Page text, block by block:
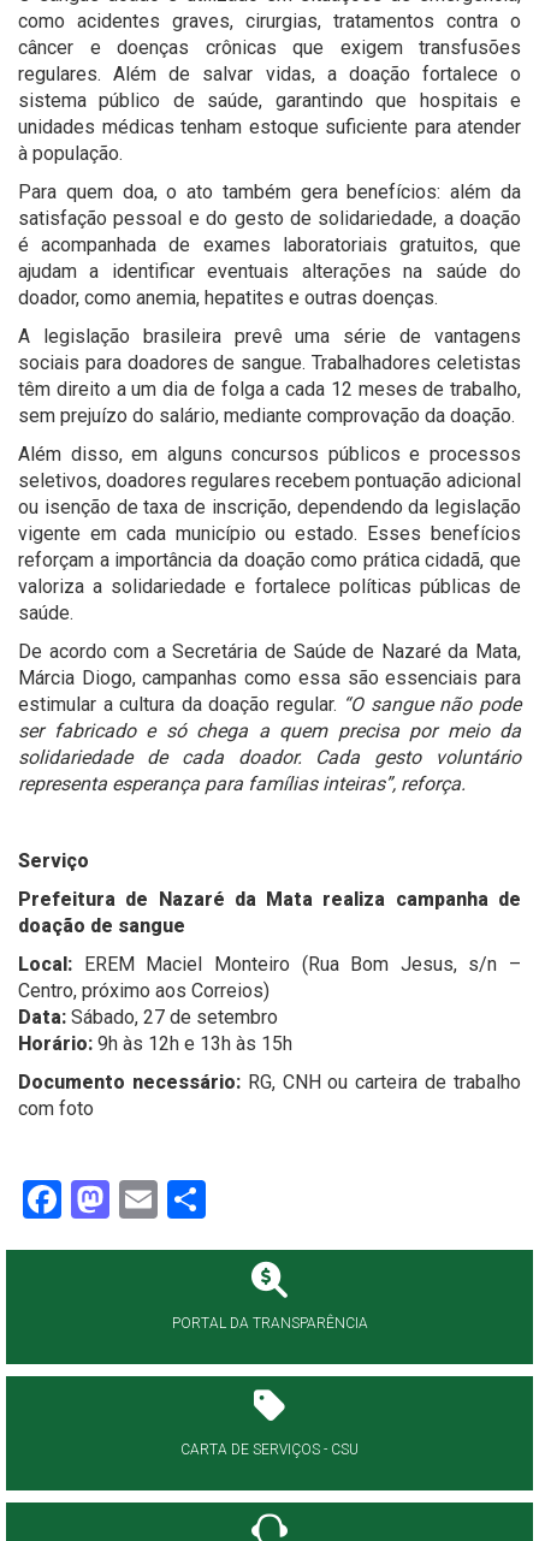
como acidentes graves, cirurgias, tratamentos contra o
câncer e doenças crônicas que exigem transfusões
regulares. Além de salvar vidas, a doação fortalece o
sistema público de saúde, garantindo que hospitais e
unidades médicas tenham estoque suficiente para atender
à população.
Para quem doa, o ato também gera benefícios: além da
satisfação pessoal e do gesto de solidariedade, a doação
é acompanhada de exames laboratoriais gratuitos, que
ajudam a identificar eventuais alterações na saúde do
doador, como anemia, hepatites e outras doenças.
A legislação brasileira prevê uma série de vantagens
sociais para doadores de sangue. Trabalhadores celetistas
têm direito a um dia de folga a cada 12 meses de trabalho,
sem prejuízo do salário, mediante comprovação da doação.
Além disso, em alguns concursos públicos e processos
seletivos, doadores regulares recebem pontuação adicional
ou isenção de taxa de inscrição, dependendo da legislação
vigente em cada município ou estado. Esses benefícios
reforçam a importância da doação como prática cidadã, que
valoriza a solidariedade e fortalece políticas públicas de
saúde.
De acordo com a Secretária de Saúde de Nazaré da Mata,
Márcia Diogo, campanhas como essa são essenciais para
estimular a cultura da doação regular. “O sangue não pode
ser fabricado e só chega a quem precisa por meio da
solidariedade de cada doador. Cada gesto voluntário
representa esperança para famílias inteiras”, reforça.
Serviço
Prefeitura de Nazaré da Mata realiza campanha de
doação de sangue
Local: EREM Maciel Monteiro (Rua Bom Jesus, s/n –
Centro, próximo aos Correios)
Data: Sábado, 27 de setembro
Horário: 9h às 12h e 13h às 15h
Documento necessário:RG, CNH ou carteira de trabalho
com foto
Facebook
Mastodon
Email
PORTAL DA TRANSPARÊNCIA
CARTA DE SERVIÇOS - CSU